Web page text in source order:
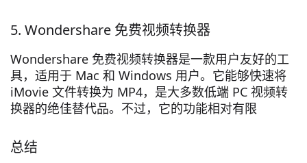
5. Wondershare 免费视频转换器
Wondershare 免费视频转换器是一款用户友好的工
具，适用于 Mac 和 Windows 用户。它能够快速将
iMovie 文件转换为 MP4，是大多数低端 PC 视频转
换器的绝佳替代品。不过，它的功能相对有限
总结